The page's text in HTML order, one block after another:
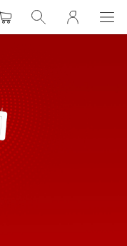
WarenkorbSuche MeinVodafone